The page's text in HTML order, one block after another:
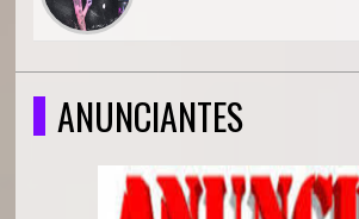
ANUNCIANTES